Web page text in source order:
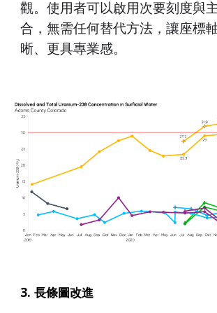
觀。使用者可以啟用次要刻度與
合，無需任何替代方法，讓座標
晰、更具專業感。
3.長條圖改進